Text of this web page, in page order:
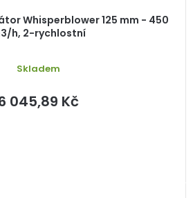
Whisperblower 125 mm - 450
h, 2-rychlostní
Skladem
045,89 Kč